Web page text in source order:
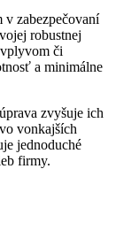
v zabezpečovaní
robustnej
či
a minimálne
zvyšuje ich
vonkajších
jednoduché
firmy.